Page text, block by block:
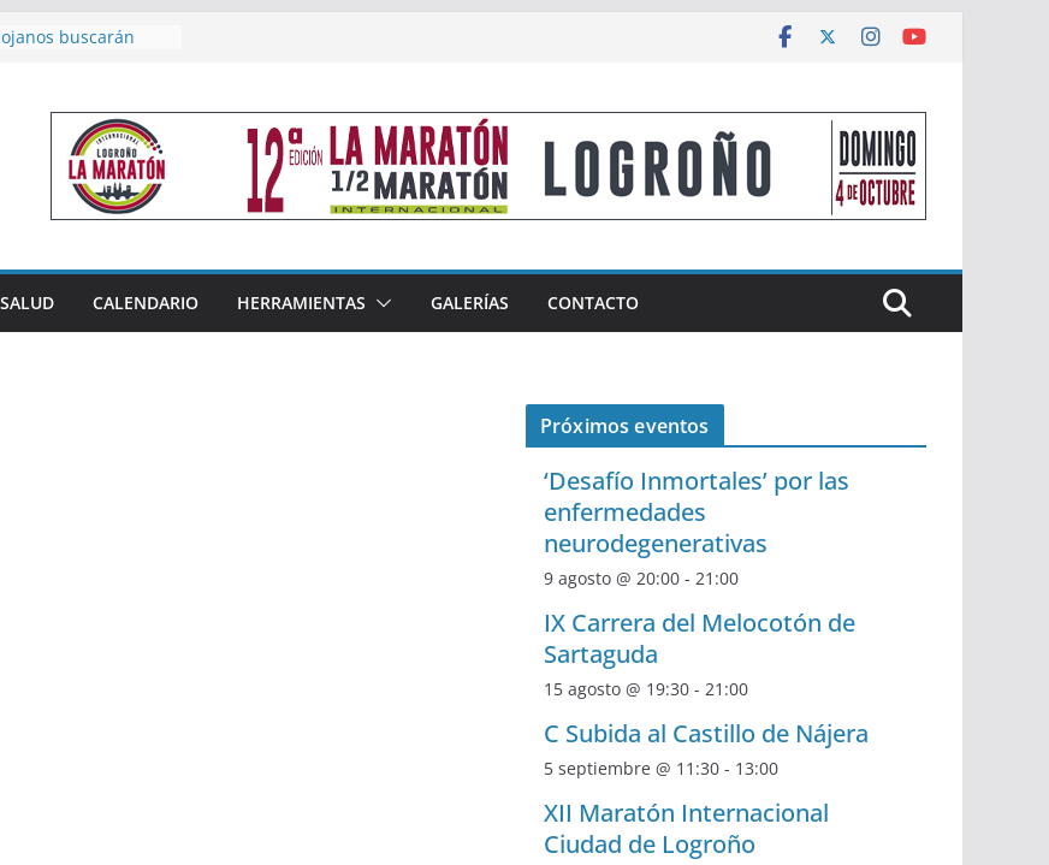
buscarán
y tres puestos
la participación
de Málaga
del Tritones
podio nacional de
en Disco
este fin de semana
SALUD CALENDARIO HERRAMIENTAS GALERÍAS CONTACTO
Próximos eventos
‘Desafío Inmortales’ por las
enfermedades
neurodegenerativas
9 agosto @ 20:00 - 21:00
IX Carrera del Melocotón de
Sartaguda
15 agosto @ 19:30 - 21:00
C Subida al Castillo de Nájera
5 septiembre @ 11:30 - 13:00
XII Maratón Internacional
Ciudad de Logroño